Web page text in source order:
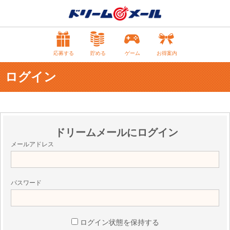
応募する 貯める ゲーム お得案内
ログイン
ドリームメールにログイン
メールアドレス
パスワード
ログイン状態を保持する